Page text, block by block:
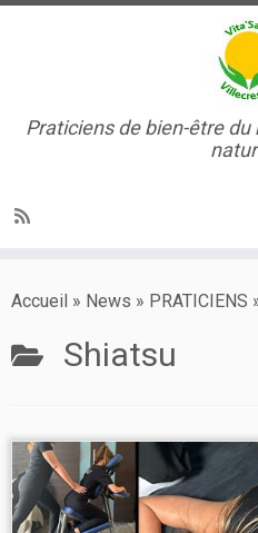
au
Praticiens de bien-être
Accueil » News » PRATICIENS
Shiatsu